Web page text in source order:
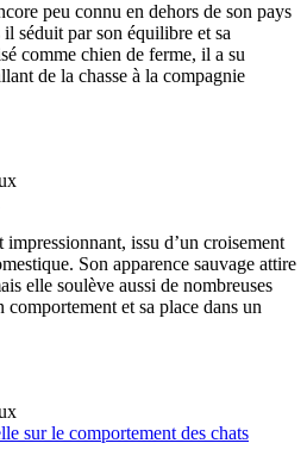
peu connu en dehors de son pays
séduit par son équilibre et sa
comme chien de ferme, il a su
de la chasse à la compagnie
issu d’un croisement
Son apparence sauvage attire
elle soulève aussi de nombreuses
comportement et sa place dans un
sur le comportement des chats